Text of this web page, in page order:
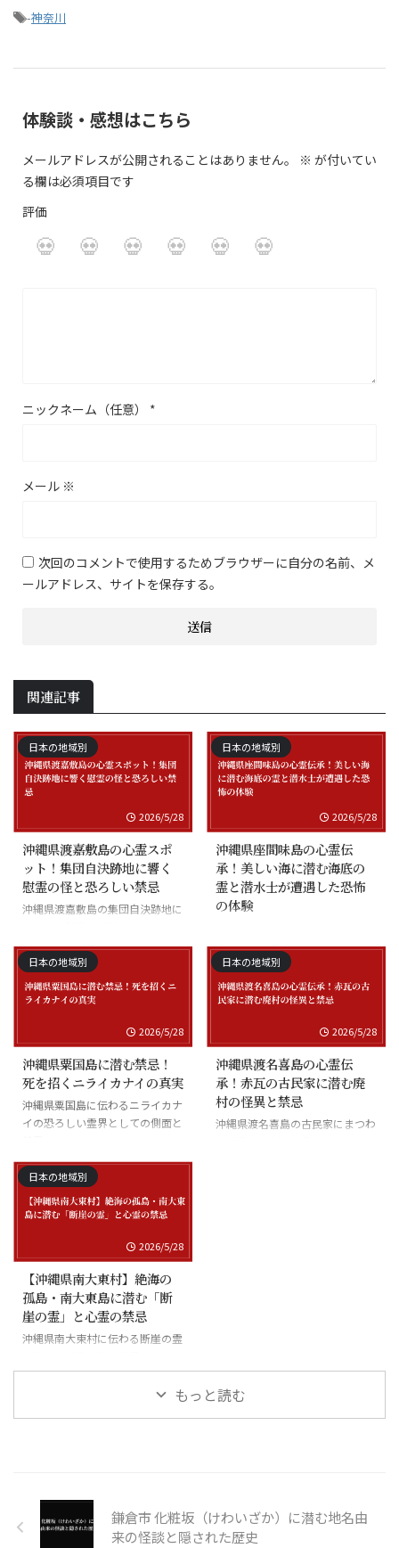
-神奈川
体験談・感想はこちら
メールアドレスが公開されることはありません。 ※ が付いてい
る欄は必須項目です
評価
ニックネーム（任意） *
メール ※
次回のコメントで使用するためブラウザーに自分の名前、メ
ールアドレス、サイトを保存する。
関連記事
日本の地域別
2026/5/28
沖縄県渡嘉敷島の心霊スポ
ット！集団自決跡地に響く
慰霊の怪と恐ろしい禁忌
沖縄県渡嘉敷島の集団自決跡地に
日本の地域別
2026/5/28
沖縄県座間味島の心霊伝
承！美しい海に潜む海底の
霊と潜水士が遭遇した恐怖
の体験
士の怪談
日本の地域別
2026/5/28
沖縄県粟国島に潜む禁忌！
死を招くニライカナイの真実
沖縄県粟国島に伝わるニライカナ
イの恐ろしい霊界としての側面と
日本の地域別
2026/5/28
沖縄県渡名喜島の心霊伝
承！赤瓦の古民家に潜む廃
村の怪異と禁忌
沖縄県渡名喜島の古民家にまつわ
日本の地域別
2026/5/28
【沖縄県南大東村】絶海の
孤島・南大東島に潜む「断
崖の霊」と心霊の禁忌
沖縄県南大東村に伝わる断崖の霊
もっと読む
鎌倉市 化粧坂（けわいざか）に潜む地名由
来の怪談と隠された歴史